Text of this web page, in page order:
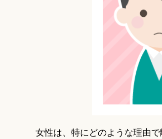
女性は、特にどのような理由